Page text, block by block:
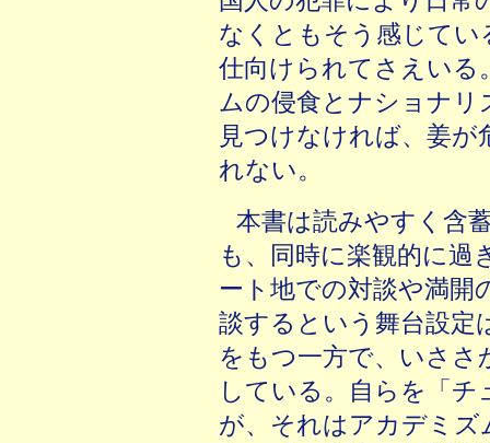
なくともそう感じて
仕向けられてさえいる
ムの侵食とナショナリ
見つけなければ、姜が
れない。
本書は読みやすく含
も、同時に楽観的に過
ート地での対談や満開
談するという舞台設定
をもつ一方で、いささ
している。自らを「
が、それはアカデミズ